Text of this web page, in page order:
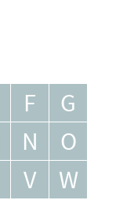
F
G
N
O
V
W